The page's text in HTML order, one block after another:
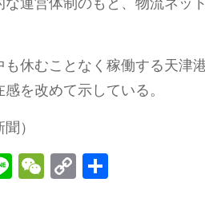
も休むことなく稼働する天津
を改めて示している。
）
Li
n
W
e
C
o